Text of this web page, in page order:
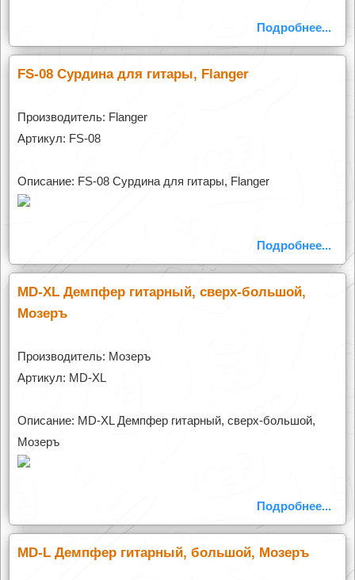
Подробнее...
FS-08 Сурдина для гитары, Flanger
Производитель: Flanger
Артикул: FS-08
Описание: FS-08 Сурдина для гитары, Flanger
Подробнее...
MD-XL Демпфер гитарный, сверх-большой,
Мозеръ
Производитель: Мозеръ
Артикул: MD-XL
Описание: MD-XL Демпфер гитарный, сверх-большой,
Мозеръ
Подробнее...
MD-L Демпфер гитарный, большой, Мозеръ